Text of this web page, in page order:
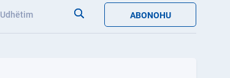
Udhëtim ABONOHU